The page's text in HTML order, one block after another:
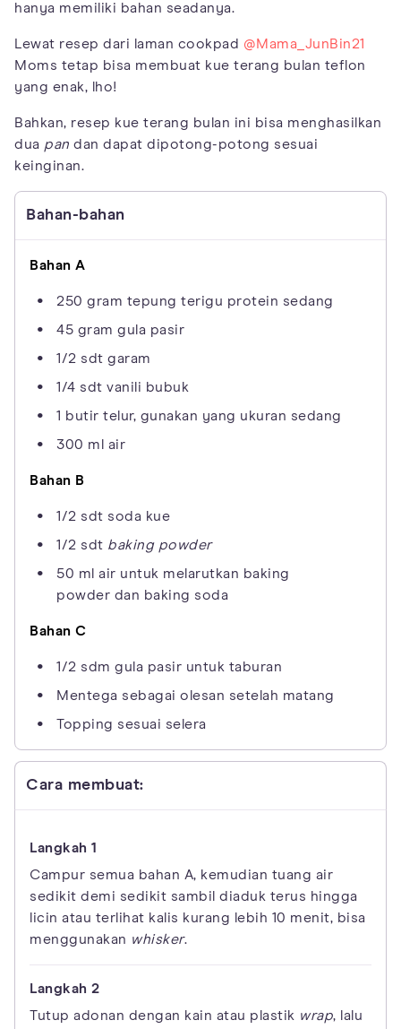
hanya memiliki bahan seadanya.
Lewat resep dari laman cookpad @Mama_JunBin21
Moms tetap bisa membuat kue terang bulan teflon
yang enak, lho!
Bahkan, resep kue terang bulan ini bisa menghasilkan
dua pan dan dapat dipotong-potong sesuai
keinginan.
Bahan-bahan
Bahan A
250 gram tepung terigu protein sedang
45 gram gula pasir
1/2 sdt garam
1/4 sdt vanili bubuk
1 butir telur, gunakan yang ukuran sedang
300 ml air
Bahan B
1/2 sdt soda kue
1/2 sdt baking powder
50 ml air untuk melarutkan baking
powder dan baking soda
Bahan C
1/2 sdm gula pasir untuk taburan
Mentega sebagai olesan setelah matang
Topping sesuai selera
Cara membuat:
Campur semua bahan A, kemudian tuang air
sedikit demi sedikit sambil diaduk terus hingga
licin atau terlihat kalis kurang lebih 10 menit, bisa
menggunakan whisker.
Tutup adonan dengan kain atau plastik wrap, lalu